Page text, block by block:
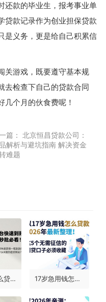
还款的毕业生，报考事业单
贷款记录作为创业担保贷款
是义务，更是给自己积累信
关游戏，既要遵守基本规
去检查下自己的贷款合同
几个月的伙食费呢！
篇： 北京恒昌贷款公司：
解析与避坑指南 解决资金
难题
2026年什么贷款平台快速到账？这5个权威推荐，秒批必看！ 17岁急用钱怎么贷款？2026年最新整理！这5个无需征信的网贷口子必须收藏